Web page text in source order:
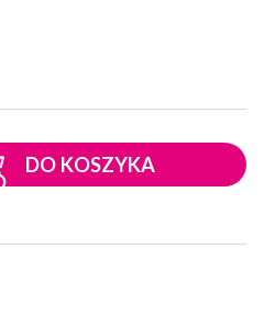
DO KOSZYKA